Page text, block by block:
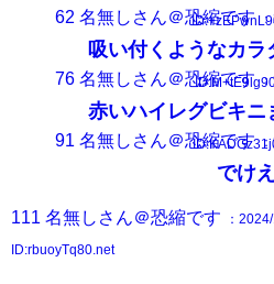
62 名無しさん＠恐縮です
吸い付くようなカラ
76 名無しさん＠恐縮です
赤いハイレグビキニ
91 名無しさん＠恐縮です
でけえ
111 名無しさん＠恐縮です ：
ID:rbuoyTq80.net